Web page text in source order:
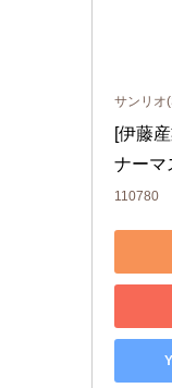
サンリオ
[伊藤
ナーマ
110780